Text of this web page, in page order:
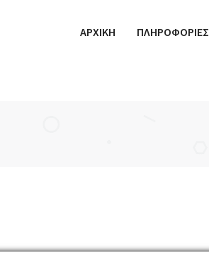
ΑΡΧΙΚΗ ΠΛΗΡΟΦΟΡΙΕΣ